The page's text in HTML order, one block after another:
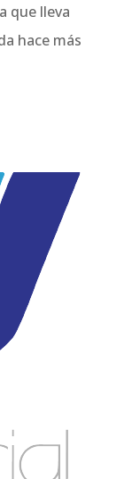
que lleva
hace más